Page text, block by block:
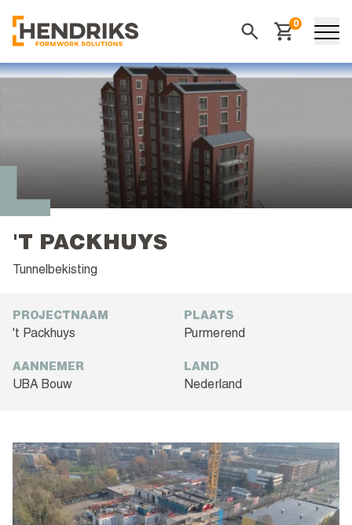
0
Winkelwagen
'T PACKHUYS
Tunnelbekisting
PROJECTNAAM
't Packhuys
PLAATS
Purmerend
AANNEMER
UBA Bouw
LAND
Nederland